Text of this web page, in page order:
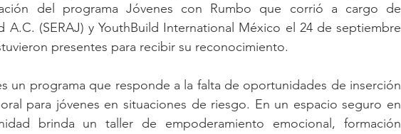
del programa Jóvenes con Rumbo que corrió a cargo de
A.C. (SERAJ) y YouthBuild International México el 24 de septiembre
presentes para recibir su reconocimiento.
un programa que responde a la falta de oportunidades de inserción
para jóvenes en situaciones de riesgo. En un espacio seguro en
brinda un taller de empoderamiento emocional, formación